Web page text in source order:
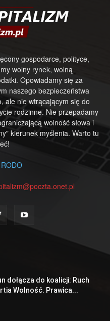
gospodarce, polityce,
wolny rynek, wolną
Opowiadamy się za
naszego bezpieczeństwa
ale nie wtrącającym się do
rodzinne. Nie przepadamy
wolność słowa i
kierunek myślenia. Warto tu
dołącza do koalicji: Ruch
Wolność. Prawica...